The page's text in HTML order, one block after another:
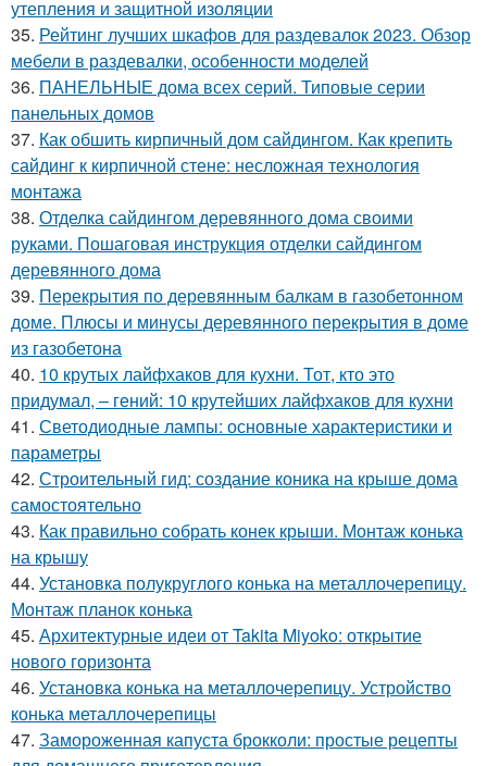
утепления и защитной изоляции
35. Рейтинг лучших шкафов для раздевалок 2023. Обзор
мебели в раздевалки, особенности моделей
36. ПАНЕЛЬНЫЕ дома всех серий. Типовые серии
панельных домов
37. Как обшить кирпичный дом сайдингом. Как крепить
сайдинг к кирпичной стене: несложная технология
монтажа
38. Отделка сайдингом деревянного дома своими
руками. Пошаговая инструкция отделки сайдингом
деревянного дома
39. Перекрытия по деревянным балкам в газобетонном
доме. Плюсы и минусы деревянного перекрытия в доме
из газобетона
40. 10 крутых лайфхаков для кухни. Тот, кто это
придумал, – гений: 10 крутейших лайфхаков для кухни
41. Светодиодные лампы: основные характеристики и
параметры
42. Строительный гид: создание коника на крыше дома
самостоятельно
43. Как правильно собрать конек крыши. Монтаж конька
на крышу
44. Установка полукруглого конька на металлочерепицу.
Монтаж планок конька
45. Архитектурные идеи от Takita Miyoko: открытие
нового горизонта
46. Установка конька на металлочерепицу. Устройство
конька металлочерепицы
47. Замороженная капуста брокколи: простые рецепты